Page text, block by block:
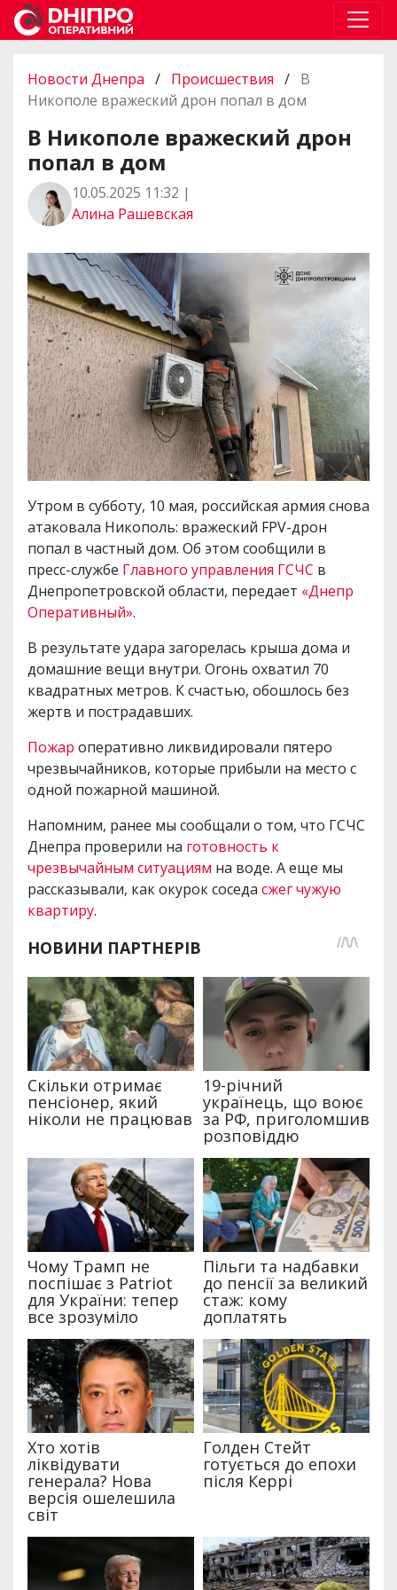
Новости Днепра / Происшествия / В
Никополе вражеский дрон попал в дом
В Никополе вражеский дрон
попал в дом
10.05.2025 11:32 |
Алина Рашевская
Утром в субботу, 10 мая, российская армия снова
атаковала Никополь: вражеский FPV-дрон
попал в частный дом. Об этом сообщили в
пресс-службе Главного управления ГСЧС в
Днепропетровской области, передает «Днепр
Оперативный».
В результате удара загорелась крыша дома и
домашние вещи внутри. Огонь охватил 70
квадратных метров. К счастью, обошлось без
жертв и пострадавших.
Пожар оперативно ликвидировали пятеро
чрезвычайников, которые прибыли на место с
одной пожарной машиной.
Напомним, ранее мы сообщали о том, что ГСЧС
Днепра проверили на готовность к
чрезвычайным ситуациям на воде. А еще мы
рассказывали, как окурок соседа сжег чужую
квартиру.